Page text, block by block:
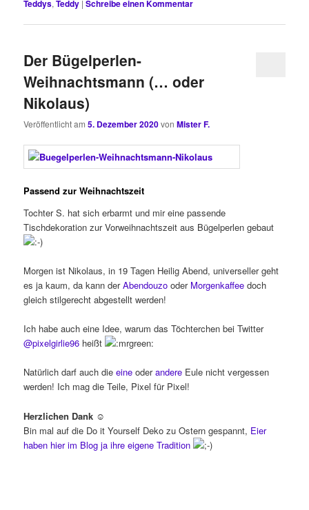
Teddys,Teddy |Schreibe einen Kommentar
Der Bügelperlen-
Weihnachtsmann (… oder
Nikolaus)
Veröffentlicht am5. Dezember 2020vonMister F.
Passend zur Weihnachtszeit
Tochter S. hat sich erbarmt und mir eine passende
Tischdekoration zur Vorweihnachtszeit aus Bügelperlen gebaut
Morgen ist Nikolaus, in 19 Tagen Heilig Abend, universeller geht
es ja kaum, da kann derAbendouzo oder Morgenkaffee doch
gleich stilgerecht abgestellt werden!
Ich habe auch eine Idee, warum das Töchterchen bei Twitter
@pixelgirlie96 heißt
Natürlich darf auch dieeine oderandere Eule nicht vergessen
werden! Ich mag die Teile, Pixel für Pixel!
Herzlichen Dank ☺
Bin mal auf die Do it Yourself Deko zu Ostern gespannt, Eier
haben hier im Blog ja ihre eigene Tradition